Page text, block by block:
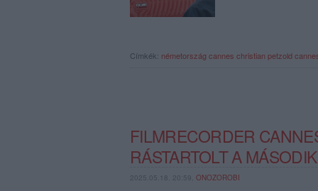
Címkék: németország cannes christian petzold
FILMRECORDER
RÁSTARTOLT A
2025.05.18. 20:59, ONOZOROBI